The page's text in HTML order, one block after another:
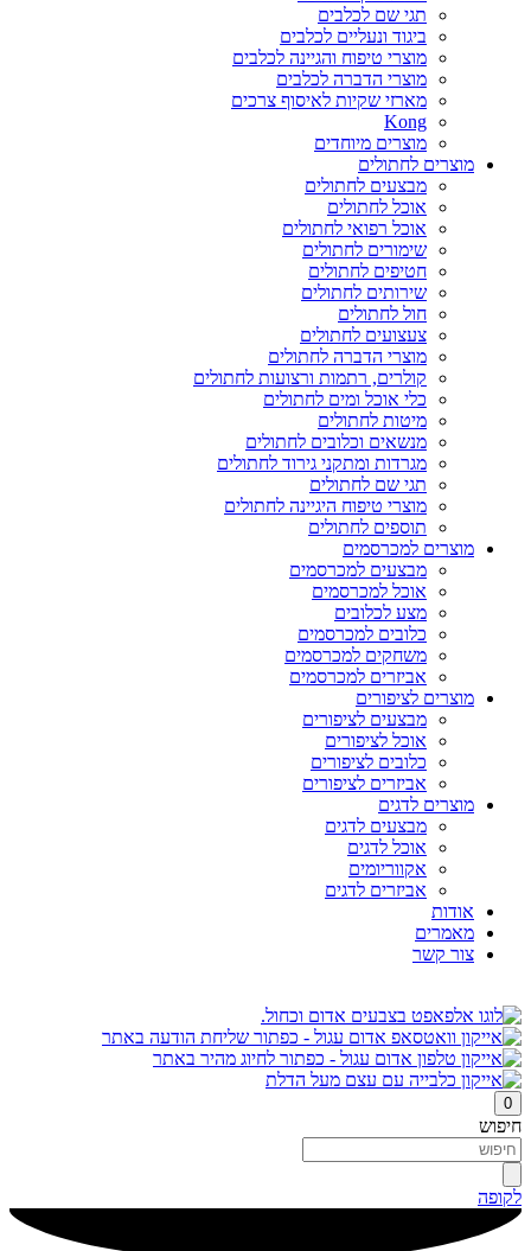
תגי שם לכלבים
ביגוד ונעליים לכלבים
מוצרי טיפוח והגיינה לכלבים
מוצרי הדברה לכלבים
מארזי שקיות לאיסוף צרכים
Kong
מוצרים מיוחדים
מוצרים לחתולים
מבצעים לחתולים
אוכל לחתולים
אוכל רפואי לחתולים
שימורים לחתולים
חטיפים לחתולים
שירותים לחתולים
חול לחתולים
צעצועים לחתולים
מוצרי הדברה לחתולים
קולרים, רתמות ורצועות לחתולים
כלי אוכל ומים לחתולים
מיטות לחתולים
מנשאים וכלובים לחתולים
מגרדות ומתקני גירוד לחתולים
תגי שם לחתולים
מוצרי טיפוח היגיינה לחתולים
תוספים לחתולים
מוצרים למכרסמים
מבצעים למכרסמים
אוכל למכרסמים
מצע לכלובים
כלובים למכרסמים
משחקים למכרסמים
אביזרים למכרסמים
מוצרים לציפורים
מבצעים לציפורים
אוכל לציפורים
כלובים לציפורים
אביזרים לציפורים
מוצרים לדגים
מבצעים לדגים
אוכל לדגים
אקווריומים
אביזרים לדגים
אודות
מאמרים
צור קשר
0
חיפוש
לקופה